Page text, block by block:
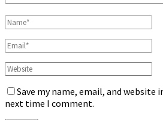
Save my name, email, and website
next time I comment.